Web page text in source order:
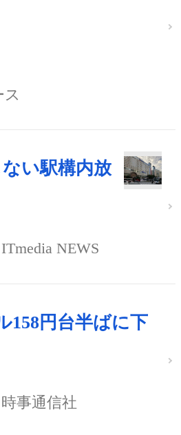
い駅構内放
ITmedia NEWS
158円台半ばに下
時事通信社